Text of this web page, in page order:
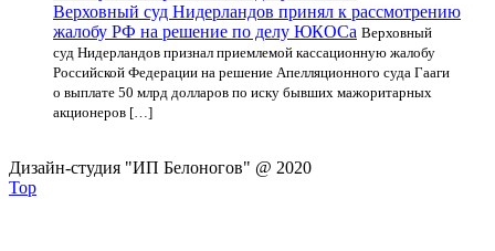
Верховный суд Нидерландов принял к рассмотрению
жалобу РФ на решение по делу ЮКОСа Верховный
суд Нидерландов признал приемлемой кассационную жалобу
Российской Федерации на решение Апелляционного суда Гааги
о выплате 50 млрд долларов по иску бывших мажоритарных
акционеров […]
Дизайн-студия "ИП Белоногов" @ 2020
Top